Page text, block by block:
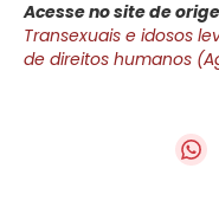
Acesse no site de
Transexuais e idosos
de direitos humanos